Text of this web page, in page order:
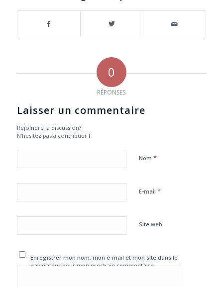
0
RÉPONSES
Laisser un commentaire
Rejoindre la discussion?
N’hésitez pas à contribuer !
Nom *
E-mail *
Site web
Enregistrer mon nom, mon e-mail et mon site dans le
navigateur pour mon prochain commentaire.